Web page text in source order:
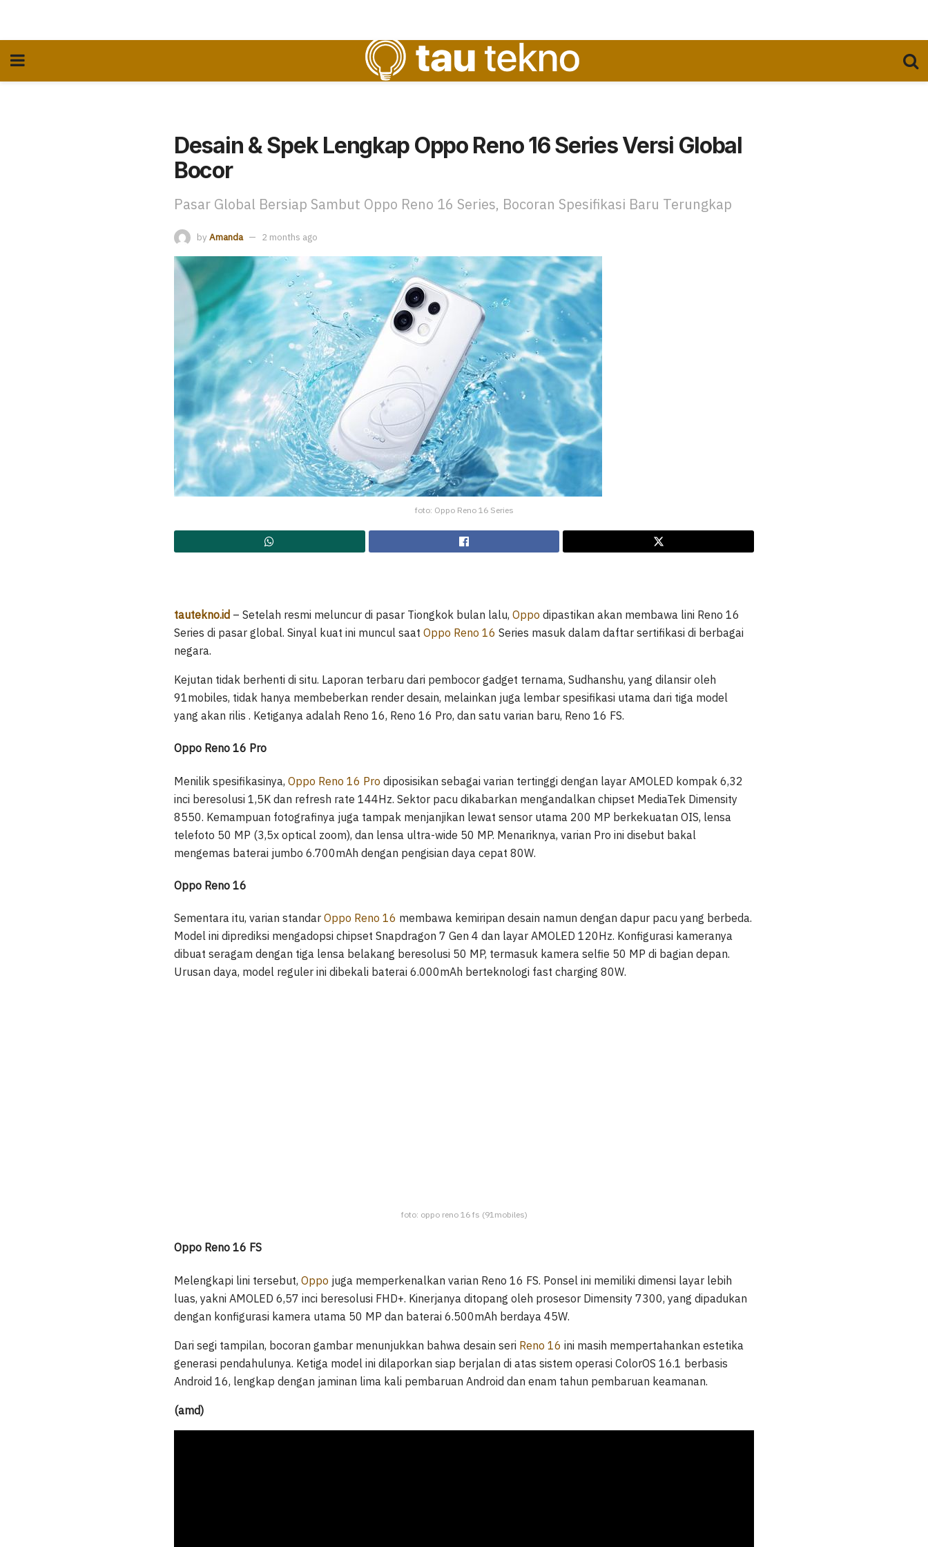
Desain & Spek Lengkap Oppo Reno 16 Series Versi Global
Bocor
Pasar Global Bersiap Sambut Oppo Reno 16 Series, Bocoran Spesifikasi Baru Terungkap
by Amanda 2 months ago
foto: Oppo Reno 16 Series
tautekno.id – Setelah resmi meluncur di pasar Tiongkok bulan lalu, Oppo dipastikan akan membawa lini Reno 16
Series di pasar global. Sinyal kuat ini muncul saat Oppo Reno 16 Series masuk dalam daftar sertifikasi di berbagai
negara.
Kejutan tidak berhenti di situ. Laporan terbaru dari pembocor gadget ternama, Sudhanshu, yang dilansir oleh
91mobiles, tidak hanya membeberkan render desain, melainkan juga lembar spesifikasi utama dari tiga model
yang akan rilis . Ketiganya adalah Reno 16, Reno 16 Pro, dan satu varian baru, Reno 16 FS.
Oppo Reno 16 Pro
Menilik spesifikasinya, Oppo Reno 16 Pro diposisikan sebagai varian tertinggi dengan layar AMOLED kompak 6,32
inci beresolusi 1,5K dan refresh rate 144Hz. Sektor pacu dikabarkan mengandalkan chipset MediaTek Dimensity
8550. Kemampuan fotografinya juga tampak menjanjikan lewat sensor utama 200 MP berkekuatan OIS, lensa
telefoto 50 MP (3,5x optical zoom), dan lensa ultra-wide 50 MP. Menariknya, varian Pro ini disebut bakal
mengemas baterai jumbo 6.700mAh dengan pengisian daya cepat 80W.
Oppo Reno 16
Sementara itu, varian standar Oppo Reno 16 membawa kemiripan desain namun dengan dapur pacu yang berbeda.
Model ini diprediksi mengadopsi chipset Snapdragon 7 Gen 4 dan layar AMOLED 120Hz. Konfigurasi kameranya
dibuat seragam dengan tiga lensa belakang beresolusi 50 MP, termasuk kamera selfie 50 MP di bagian depan.
Urusan daya, model reguler ini dibekali baterai 6.000mAh berteknologi fast charging 80W.
foto: oppo reno 16 fs (91mobiles)
Oppo Reno 16 FS
Melengkapi lini tersebut, Oppo juga memperkenalkan varian Reno 16 FS. Ponsel ini memiliki dimensi layar lebih
luas, yakni AMOLED 6,57 inci beresolusi FHD+. Kinerjanya ditopang oleh prosesor Dimensity 7300, yang dipadukan
dengan konfigurasi kamera utama 50 MP dan baterai 6.500mAh berdaya 45W.
Dari segi tampilan, bocoran gambar menunjukkan bahwa desain seri Reno 16 ini masih mempertahankan estetika
generasi pendahulunya. Ketiga model ini dilaporkan siap berjalan di atas sistem operasi ColorOS 16.1 berbasis
Android 16, lengkap dengan jaminan lima kali pembaruan Android dan enam tahun pembaruan keamanan.
(amd)